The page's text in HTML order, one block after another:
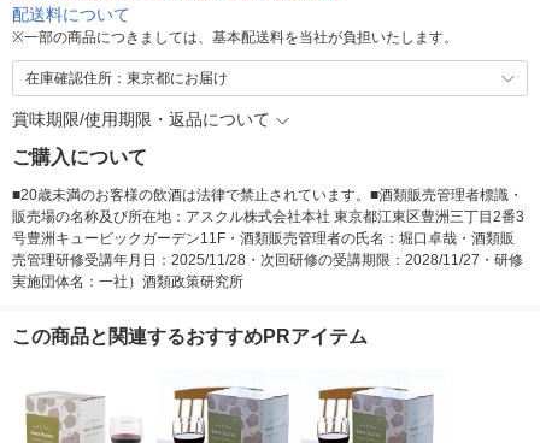
配送料について
※一部の商品につきましては、基本配送料を当社が負担いたします。
在庫確認住所：東京都にお届け
賞味期限/使用期限・返品について
ご購入について
■20歳未満のお客様の飲酒は法律で禁止されています。■酒類販売管理者標識・
販売場の名称及び所在地：アスクル株式会社本社 東京都江東区豊洲三丁目2番3
号豊洲キュービックガーデン11F・酒類販売管理者の氏名：堀口卓哉・酒類販
売管理研修受講年月日：2025/11/28・次回研修の受講期限：2028/11/27・研修
実施団体名：一社）酒類政策研究所
この商品と関連するおすすめPRアイテム